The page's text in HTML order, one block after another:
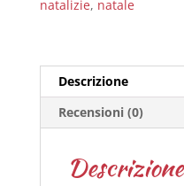
natalizie, natale
Descrizione
Recensioni (0)
Descrizione